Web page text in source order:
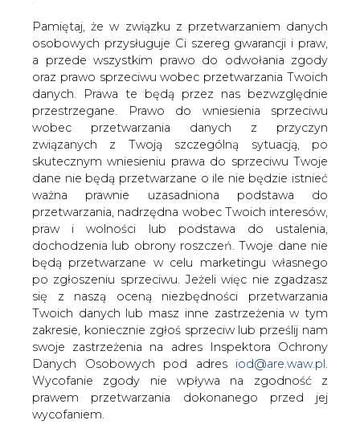
Pamiętaj, że w związku z przetwarzaniem danych
osobowych przysługuje Ci szereg gwarancji i praw,
a przede wszystkim prawo do odwołania zgody
oraz prawo sprzeciwu wobec przetwarzania Twoich
danych. Prawa te będą przez nas bezwzględnie
przestrzegane. Prawo do wniesienia sprzeciwu
wobec przetwarzania danych z przyczyn
związanych z Twoją szczególną sytuacją, po
skutecznym wniesieniu prawa do sprzeciwu Twoje
dane nie będą przetwarzane o ile nie będzie istnieć
ważna prawnie uzasadniona podstawa do
przetwarzania, nadrzędna wobec Twoich interesów,
praw i wolności lub podstawa do ustalenia,
dochodzenia lub obrony roszczeń. Twoje dane nie
będą przetwarzane w celu marketingu własnego
po zgłoszeniu sprzeciwu. Jeżeli więc nie zgadzasz
się z naszą oceną niezbędności przetwarzania
Twoich danych lub masz inne zastrzeżenia w tym
zakresie, koniecznie zgłoś sprzeciw lub prześlij nam
swoje zastrzeżenia na adres Inspektora Ochrony
Danych Osobowych pod adres iod@are.waw.pl
Wycofanie zgody nie wpływa na zgodność z
prawem przetwarzania dokonanego przed jej
wycofaniem.
Resort spraw wewnętrznych wydał
wreszcie zgodę na zakup przez
konsorcjum Electricite de France i Gaz
de France większościowego pakietu
akcji Zespołu Elektrociepłowni
Wybrzeże. Francuzi spodziewają się, że
transakcję uda się zamknąć jeszcze
przed końcem lutego.
W resorcie skarbu spodziewano się, że umowa z
EDF/GDF (podpisana w czerwcu 2000 roku) będzie
mogła wejść w życie w lipcu lub sierpniu 2000 r. Wbrew
tym prognozom MSWiA zwlekało z decyzją niemal do
końca stycznia. Oficjalnie żaden z resortów nie wyjaśniał
przyczyn tej zwłoki, nieoficjalnie zaś mówiło się, że wiąże
się ona ze śledztwem toczącym się wokół komunalnego
Gdańskiego Przedsiębiorstwa Energetyki Cieplnej, w
którym wykryto poważne nieprawidłowości. GPEC to
największy klient ZEC Wybrzeże — do miejskiej spółki